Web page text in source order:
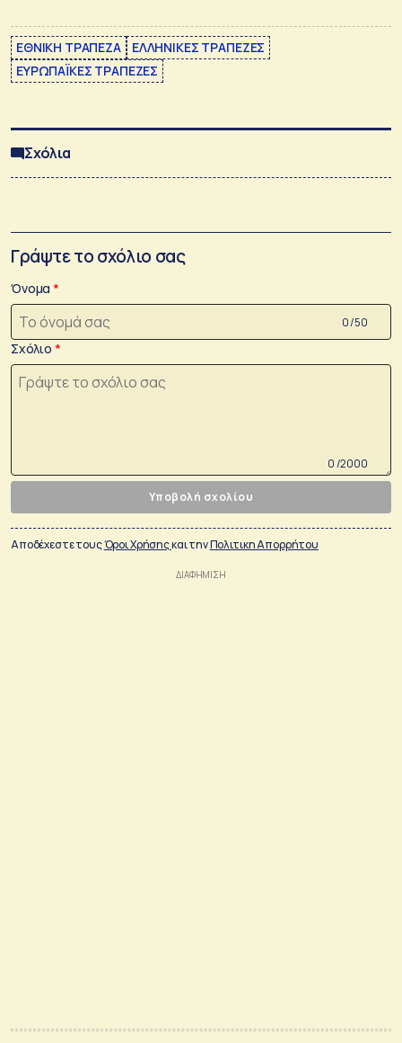
ΕΘΝΙΚΗ ΤΡΑΠΕΖΑ
ΕΛΛΗΝΙΚΕΣ ΤΡΑΠΕΖΕΣ
ΕΥΡΩΠΑΪΚΕΣ ΤΡΑΠΕΖΕΣ
Σχόλια
Γράψτε το σχόλιο σας
Όνομα
0 /50
Σχόλιο
0 /2000
Υποβολή σχολίου
Αποδέχεστε τουςΌροι Χρήσηςκαι τηνΠολιτικη Απορρήτου